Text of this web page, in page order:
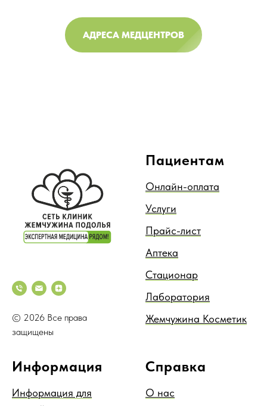
АДРЕСА МЕДЦЕНТРОВ
© 2026 Все права
защищены
Пациентам
Онлайн-оплата
Услуги
Прайс-лист
Аптека
Стационар
Лаборатория
Жемчужина Косметик
Информация
Информация для
Справка
О нас